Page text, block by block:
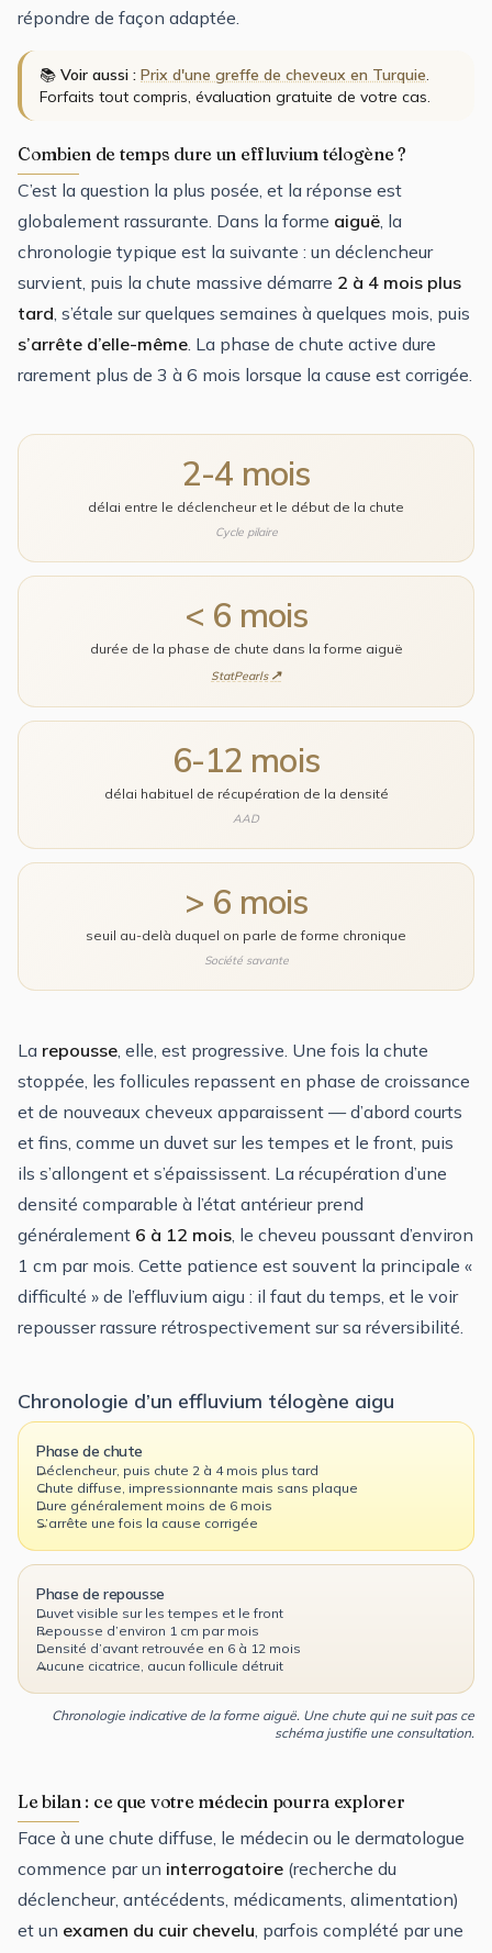
répondre de façon adaptée.
📚 Voir aussi : Prix d'une greffe de cheveux en Turquie.
Forfaits tout compris, évaluation gratuite de votre cas.
Combien de temps dure un effluvium télogène ?
C’est la question la plus posée, et la réponse est
globalement rassurante. Dans la forme aiguë, la
chronologie typique est la suivante : un déclencheur
survient, puis la chute massive démarre 2 à 4 mois plus
tard, s’étale sur quelques semaines à quelques mois, puis
s’arrête d’elle-même. La phase de chute active dure
rarement plus de 3 à 6 mois lorsque la cause est corrigée.
2-4 mois
délai entre le déclencheur et le début de la chute
Cycle pilaire
< 6 mois
durée de la phase de chute dans la forme aiguë
StatPearls
6-12 mois
délai habituel de récupération de la densité
AAD
> 6 mois
seuil au-delà duquel on parle de forme chronique
Société savante
La repousse, elle, est progressive. Une fois la chute
stoppée, les follicules repassent en phase de croissance
et de nouveaux cheveux apparaissent — d’abord courts
et fins, comme un duvet sur les tempes et le front, puis
ils s’allongent et s’épaississent. La récupération d’une
densité comparable à l’état antérieur prend
généralement 6 à 12 mois, le cheveu poussant d’environ
1 cm par mois. Cette patience est souvent la principale «
difficulté » de l’effluvium aigu : il faut du temps, et le voir
repousser rassure rétrospectivement sur sa réversibilité.
Chronologie d’un effluvium télogène aigu
Phase de chute
Déclencheur, puis chute 2 à 4 mois plus tard
Chute diffuse, impressionnante mais sans plaque
Dure généralement moins de 6 mois
S’arrête une fois la cause corrigée
Phase de repousse
Duvet visible sur les tempes et le front
Repousse d’environ 1 cm par mois
Densité d’avant retrouvée en 6 à 12 mois
Aucune cicatrice, aucun follicule détruit
Chronologie indicative de la forme aiguë. Une chute qui ne suit pas ce
schéma justifie une consultation.
Le bilan : ce que votre médecin pourra explorer
Face à une chute diffuse, le médecin ou le dermatologue
commence par un interrogatoire (recherche du
déclencheur, antécédents, médicaments, alimentation)
et un examen du cuir chevelu , parfois complété par une